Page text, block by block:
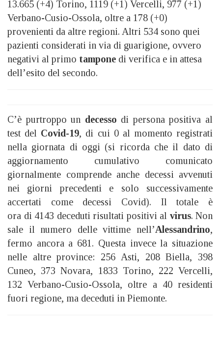
13.665 (+4) Torino, 1119 (+1) Vercelli, 977 (+1)
Verbano-Cusio-Ossola, oltre a 178 (+0)
provenienti da altre regioni. Altri 534 sono quei
pazienti considerati in via di guarigione, ovvero
negativi al primo tampone di verifica e in attesa
dell’esito del secondo.
C’è purtroppo un decesso di persona positiva al
test del Covid-19, di cui 0 al momento registrati
nella giornata di oggi (si ricorda che il dato di
aggiornamento cumulativo comunicato
giornalmente comprende anche decessi avvenuti
nei giorni precedenti e solo successivamente
accertati come decessi Covid). Il totale è
ora di 4143 deceduti risultati positivi al virus. Non
sale il numero delle vittime nell’Alessandrino,
fermo ancora a 681. Questa invece la situazione
nelle altre province: 256 Asti, 208 Biella, 398
Cuneo, 373 Novara, 1833 Torino, 222 Vercelli,
132 Verbano-Cusio-Ossola, oltre a 40 residenti
fuori regione, ma deceduti in Piemonte.